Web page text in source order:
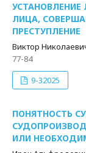
УСТАНОВЛЕНИЕ
ЛИЦА,
ПРЕСТУПЛЕНИЕ
Виктор
77-84
9-32025
ПОНЯТНОСТЬ
ИЛИ